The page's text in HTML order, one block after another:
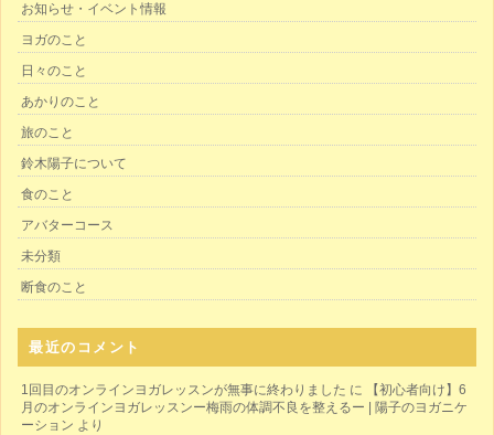
お知らせ・イベント情報
ヨガのこと
日々のこと
あかりのこと
旅のこと
鈴木陽子について
食のこと
アバターコース
未分類
断食のこと
最近のコメント
1回目のオンラインヨガレッスンが無事に終わりました に
【初心者向け】6
月のオンラインヨガレッスンー梅雨の体調不良を整えるー | 陽子のヨガニケ
ーション より